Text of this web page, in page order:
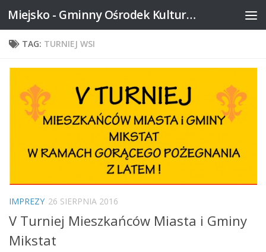
Skip to content Miejsko - Gminny Ośrodek Kultury w Mikstacie
TAG: TURNIEJ WSI
IMPREZY 26 SIERPNIA 2016
V Turniej Mieszkańców Miasta i Gminy
Mikstat